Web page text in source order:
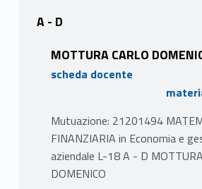
A - D
MOTTURA CARLO
scheda docente
Mutuazione: 21201494
FINANZIARIA in Economia e
aziendale L-18 A - D
DOMENICO